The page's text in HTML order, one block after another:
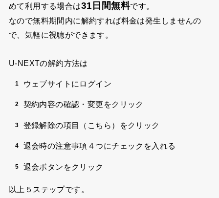
めて利用する場合は31日間無料です。
なので無料期間内に解約すれば料金は発生しませんの
で、気軽に視聴ができます。
U-NEXTの解約方法は
ウェブサイトにログイン
契約内容の確認・変更をクリック
登録解除の項目（こちら）をクリック
退会時の注意事項４つにチェックを入れる
退会ボタンをクリック
以上５ステップです。